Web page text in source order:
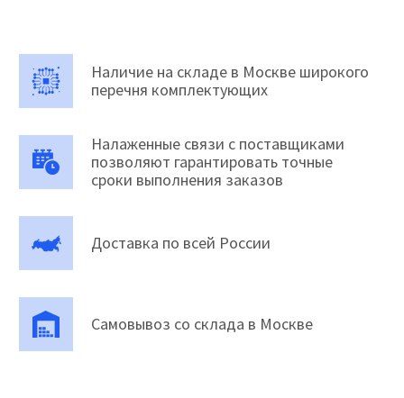
Наличие на складе в Москве широкого
перечня комплектующих
Налаженные связи с поставщиками
позволяют гарантировать точные
сроки выполнения заказов
Доставка по всей России
Самовывоз со склада в Москве